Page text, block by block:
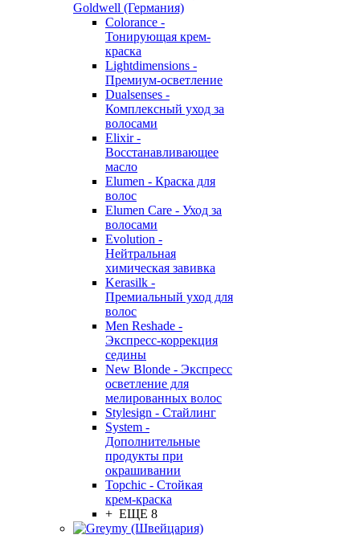
Goldwell (Германия)
Colorance -
Тонирующая крем-
краска
Lightdimensions -
Премиум-осветление
Dualsenses -
Комплексный уход за
волосами
Elixir -
Восстанавливающее
масло
Elumen - Краска для
волос
Elumen Care - Уход за
волосами
Evolution -
Нейтральная
химическая завивка
Kerasilk -
Премиальный уход для
волос
Men Reshade -
Экспресс-коррекция
седины
New Blonde - Экспресс
осветление для
мелированных волос
Stylesign - Стайлинг
System -
Дополнительные
продукты при
окрашивании
Topchic - Стойкая
крем-краска
+ ЕЩЕ 8